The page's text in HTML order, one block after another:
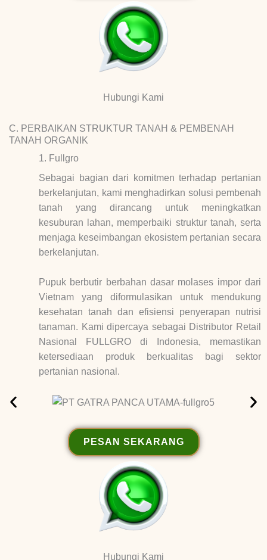
Hubungi Kami
C. PERBAIKAN STRUKTUR TANAH & PEMBENAH
TANAH ORGANIK
1. Fullgro
Sebagai bagian dari komitmen terhadap pertanian
berkelanjutan, kami menghadirkan solusi pembenah
tanah yang dirancang untuk meningkatkan
kesuburan lahan, memperbaiki struktur tanah, serta
menjaga keseimbangan ekosistem pertanian secara
berkelanjutan.
Pupuk berbutir berbahan dasar molases impor dari
Vietnam yang diformulasikan untuk mendukung
kesehatan tanah dan efisiensi penyerapan nutrisi
tanaman. Kami dipercaya sebagai Distributor Retail
Nasional FULLGRO di Indonesia, memastikan
ketersediaan produk berkualitas bagi sektor
pertanian nasional.
PESAN SEKARANG
Hubungi Kami